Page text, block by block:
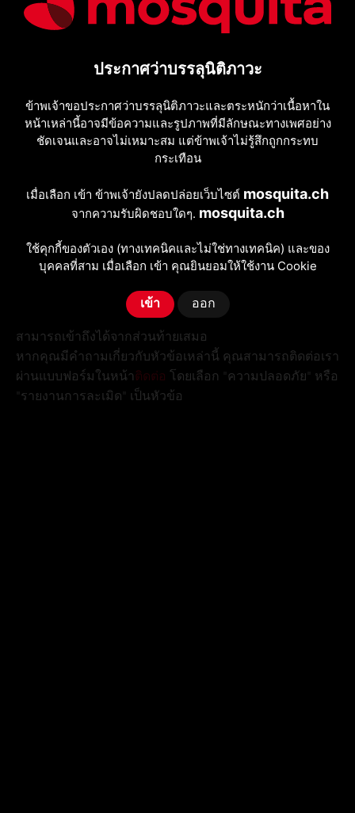
ประกาศว่าบรรลุนิติภาวะ
ข้าพเจ้าขอประกาศว่าบรรลุนิติภาวะและตระหนักว่าเนื้อหาใน
หน้าเหล่านี้อาจมีข้อความและรูปภาพที่มีลักษณะทางเพศอย่าง
ชัดเจนและอาจไม่เหมาะสม แต่ข้าพเจ้าไม่รู้สึกถูกกระทบ
กระเทือน
เมื่อเลือก เข้า ข้าพเจ้ายังปลดปล่อยเว็บไซต์ mosquita.ch
จากความรับผิดชอบใดๆ. mosquita.ch
ใช้คุกกี้ของตัวเอง (ทางเทคนิคและไม่ใช่ทางเทคนิค) และของ
บุคคลที่สาม เมื่อเลือก เข้า คุณยินยอมให้ใช้งาน Cookie
เข้า ออก
เราป้องกันการละเมิดและการฉ้อโกง
ลบเนื้อหาที่ละเมิดกฎระเบียบหรือกฎหมาย เราเชิญชวนให้ผู้
ใช้รายงานโปรไฟล์ที่น่าสงสัย ประกาศปลอม หรือพฤติกรรม
ที่ไม่เหมาะสมผ่านหน้ารายงานการละเมิด
เรายังรวบรวมเคล็ดลับที่เป็นประโยชน์ในคู่มือ
การหลอกลวง
เพื่อช่วยให้คุณรับรู้คำขอที่ผิดปกติและปกป้อง
ความโปร่งใสและกฎที่ชัดเจน
กฎทั้งหมดเกี่ยวกับการใช้งานเว็บไซต์ เนื้อหาที่อนุญาต และ
ข้อจำกัดความรับผิดชอบอธิบายไว้ใน
ข้อมูลเกี่ยวกับความเป็นส่วนตัวและคุกกี้มีอยู่ในหน้าเฉพาะ
สามารถเข้าถึงได้จากส่วนท้ายเสมอ
หากคุณมีคำถามเกี่ยวกับหัวข้อเหล่านี้ คุณสามารถติดต่อเรา
ผ่านแบบฟอร์มในหน้า ติดต่อ
โดยเลือก "ความปลอดภัย" หรือ
"รายงานการละเมิด" เป็นหัวข้อ